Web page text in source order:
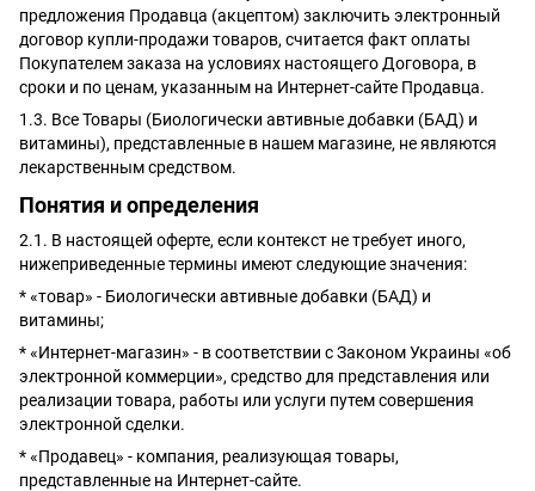
предложения Продавца (акцептом) заключить электронный
договор купли-продажи товаров, считается факт оплаты
Покупателем заказа на условиях настоящего Договора, в
сроки и по ценам, указанным на Интернет-сайте Продавца.
1.3. Все Товары (Биологически автивные добавки (БАД) и
витамины), представленные в нашем магазине, не являются
лекарственным средством.
Понятия и определения
2.1. В настоящей оферте, если контекст не требует иного,
нижеприведенные термины имеют следующие значения:
* «товар» - Биологически автивные добавки (БАД) и
витамины;
* «Интернет-магазин» - в соответствии с Законом Украины «об
электронной коммерции», средство для представления или
реализации товара, работы или услуги путем совершения
электронной сделки.
* «Продавец» - компания, реализующая товары,
представленные на Интернет-сайте.